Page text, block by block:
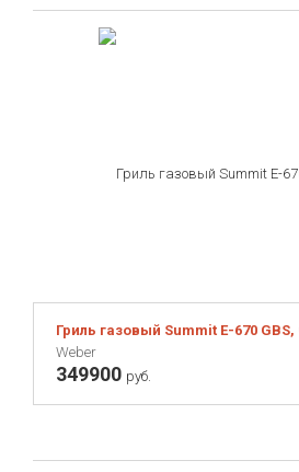
Гриль газовый Summit E-670
Weber
349900 руб.